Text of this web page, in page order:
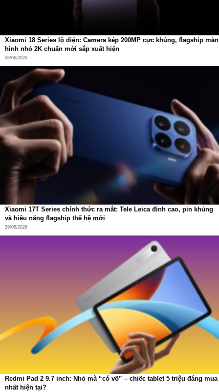
nâng chổi hoặc con lăn theo điều kiện môi trường:
Gặp vật lớn→ chổi phụ nâng lên → tránh phát tán
mảnh vụn.
Gặp thảm → nâng giẻ lau → hút bụi mà không làm ướt.
Sự tách biệt giữa khô – ướt chính xác này đảm bảo robot
hoạt động hiệu quả trên mọi loại sàn.
Nhận diện thông minh với AIVI 3D 3.0 và lập kế hoạch
thời gian thực
Deebot X9 Pro Omni không chỉ “làm sạch” mà còn “hiểu”
không gian sống:
AIVI 3D 3.0 Omni-Approach, ứng dụng AI sâu học
nhận diện vật cản và người/pet trong thời gian thực.
Chiếu sáng cấu trúc & cảm biến cạnhphối hợp để
định hình chính xác vật thể xung quanh.
đổi trong không gian, ví dụ cửa mở hoặc bàn ghế bị di
AI Instant Re-Mop 2.0 – phát hiện vết bẩn và tự động
Một trong những tính năng “nghĩ thay người dùng” chính là
khả năng tái lau vết bẩn thông minh:
Vết bẩn nhẹ→ lau kỹ 3 lần.
Vết bẩn cứng đầu
như nước tương, cà phê → lau theo
hình lưới, làm sạch con lăn và lặp lại quy trình.
Thiết kế chỉ 98mm, dễ dàng chui vào gầm sofa, gầm tủ
và các vị trí khó tiếp cận.
Xiaomi 18 Series lộ diện: Camera kép 200MP cực khủng, flagship màn
hình nhỏ 2K chuẩn mới sắp xuất hiện
06/06/2026
Xiaomi 17T Series chính thức ra mắt: Tele Leica đỉnh cao, pin khủng
và hiệu năng flagship thế hệ mới
29/05/2026
Redmi Pad 2 9.7 inch: Nhỏ mà “có võ” – chiếc tablet 5 triệu đáng mua
nhất hiện tại?